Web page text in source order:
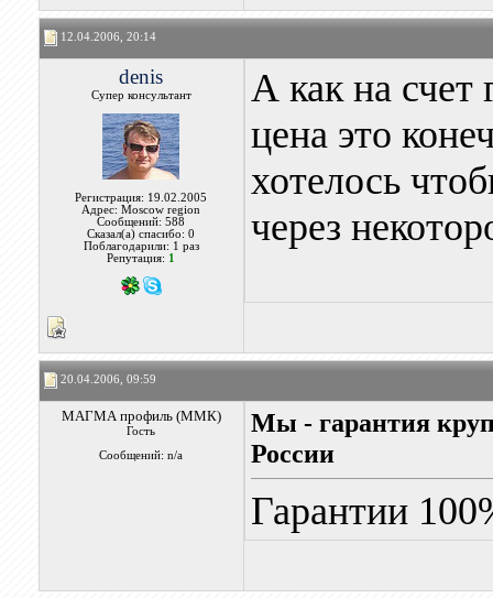
12.04.2006, 20:14
denis
Супер консультант
Регистрация: 19.02.2005
Адрес: Moscow region
Сообщений: 588
Сказал(а) спасибо: 0
Поблагодарили: 1 раз
Репутация: 1
А как на счет
цена это
хотелось
через
20.04.2006, 09:59
МАГМА профиль (ММК)
Гость
Сообщений: n/a
Мы - гарантия
России
Гарантии